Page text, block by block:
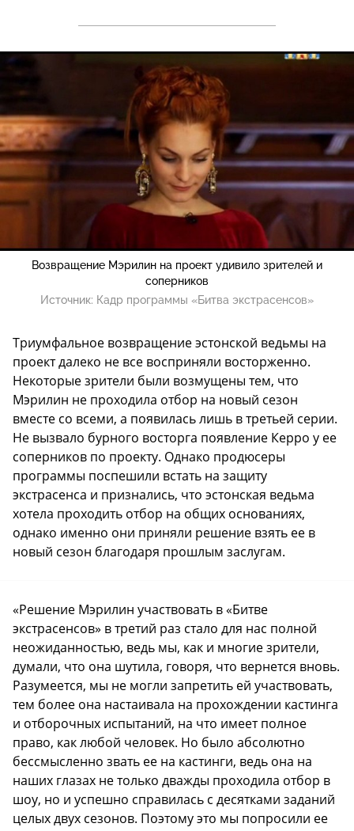
Возвращение Мэрилин на проект удивило зрителей и
соперников
Источник: Кадр программы «Битва экстрасенсов»
Триумфальное возвращение эстонской ведьмы на
проект далеко не все восприняли восторженно.
Некоторые зрители были возмущены тем, что
Мэрилин не проходила отбор на новый сезон
вместе со всеми, а появилась лишь в третьей серии.
Не вызвало бурного восторга появление Керро у ее
соперников по проекту. Однако продюсеры
программы поспешили встать на защиту
экстрасенса и признались, что эстонская ведьма
хотела проходить отбор на общих основаниях,
однако именно они приняли решение взять ее в
новый сезон благодаря прошлым заслугам.
«Решение Мэрилин участвовать в «Битве
экстрасенсов» в третий раз стало для нас полной
неожиданностью, ведь мы, как и многие зрители,
думали, что она шутила, говоря, что вернется вновь.
Разумеется, мы не могли запретить ей участвовать,
тем более она настаивала на прохождении кастинга
и отборочных испытаний, на что имеет полное
право, как любой человек. Но было абсолютно
бессмысленно звать ее на кастинги, ведь она на
наших глазах не только дважды проходила отбор в
шоу, но и успешно справилась с десятками заданий
целых двух сезонов. Поэтому это мы попросили ее